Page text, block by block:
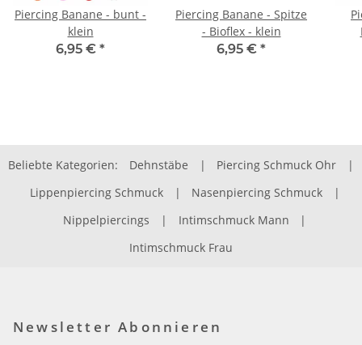
Piercing Banane - bunt -
klein
6,95 € *
Piercing Banane - Spitze
- Bioflex - klein
6,95 € *
Beliebte Kategorien: Dehnstäbe | Piercing Schmuck Ohr
|
Lippenpiercing Schmuck
| Nasenpiercing Schmuck
|
Nippelpiercings
| Intimschmuck Mann
|
Intimschmuck Frau
Newsletter Abonnieren